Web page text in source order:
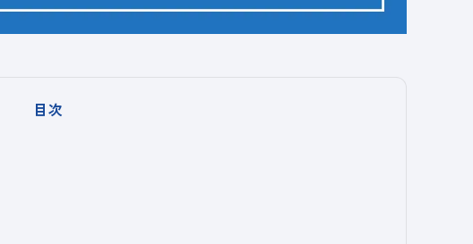
目次